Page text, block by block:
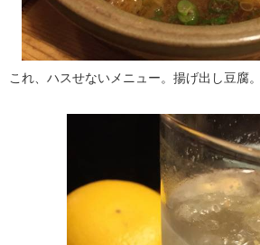
これ、ハスせないメニュー。揚げ出し豆腐